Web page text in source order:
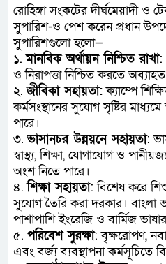
রোহিঙ্গা সংকটের দীর্ঘমেয়াদী ও
সুপারিশ-ও পেশ করেন প্রধান
সুপারিশগুলো হলো—
১.মানবিক অর্থায়ন নিশ্চিত রাখা:
ও নিরাপত্তা নিশ্চিত করতে
২.জীবিকা সহায়তা:ক্যাম্পে
কর্মসংস্থানের সুযোগ সৃষ্টির
পারে।
৩.ভাসানচর উন্নয়নে সহায়তা:
স্বাস্থ্য, শিক্ষা, যোগাযোগ ও
অংশ নিতে পারে।
৪.শিক্ষা সহায়তা: বিশেষ করে
সুযোগ তৈরি করা দরকার। বাংলা
পাশাপাশি ইংরেজি ও বার্মিজ
৫. পরিবেশ সুরক্ষা: বৃক্ষরোপণ,
এবং বর্জ্য ব্যবস্থাপনা কর্মসূচিতে